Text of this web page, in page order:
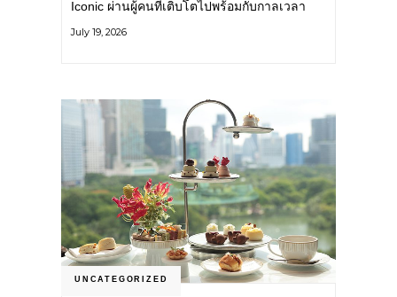
Iconic ผ่านผู้คนที่เติบโตไปพร้อมกับกาลเวลา
คือ มาริโอ้ เมาเร่อ
July 19, 2026
UNCATEGORIZED